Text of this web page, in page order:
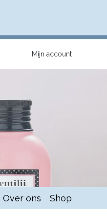
Mijn account
Over ons Shop